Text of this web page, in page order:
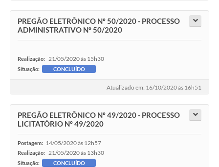
PREGÃO ELETRÔNICO Nº 50/2020 - PROCESSO
ADMINISTRATIVO Nº 50/2020
Realização: 21/05/2020 às 15h30
Situação: CONCLUÍDO
Atualizado em: 16/10/2020 às 16h51
PREGÃO ELETRÔNICO Nº 49/2020 - PROCESSO
LICITATÓRIO Nº 49/2020
Postagem: 14/05/2020 às 12h57
Realização: 21/05/2020 às 13h30
Situação: CONCLUÍDO